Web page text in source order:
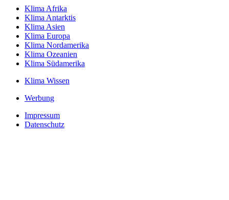
Klima Afrika
Klima Antarktis
Klima Asien
Klima Europa
Klima Nordamerika
Klima Ozeanien
Klima Südamerika
Klima Wissen
Werbung
Impressum
Datenschutz